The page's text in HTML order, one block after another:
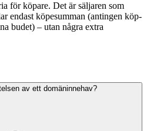
för köpare. Det är säljaren som
endast köpesumman (antingen köp-
budet) – utan några extra
av ett domäninnehav?